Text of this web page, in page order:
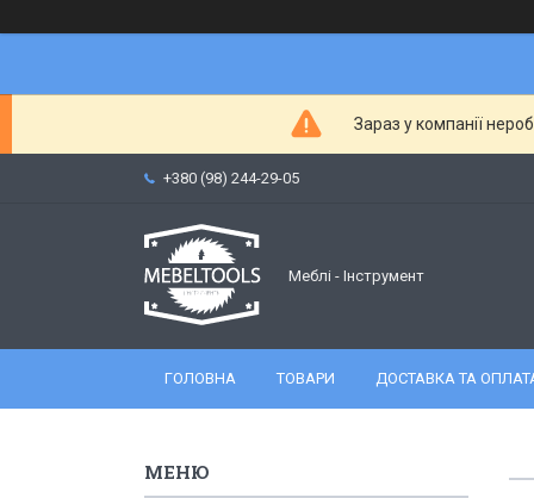
Зараз у компанії
+380 (98) 244-29-05
Меблі - Інструмент
ГОЛОВНА ТОВАРИ ДОСТАВКА ТА